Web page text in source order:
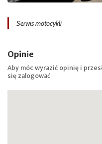
Serwis motocykli
Opinie
Aby móc wyrazić opinię i
sięzalogować